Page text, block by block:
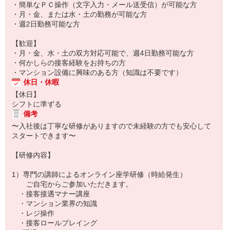
・簡単なＰＣ操作（文字入力・メール送受信）が可能な方
・月・金、または水・土の勤務が可能な方
・週2日勤務可能な方
【歓迎】
・月・金、水・土の双方対応可能で、週4日勤務可能な方
・何かしらの接客経験をお持ちの方
・マンション設備に興味のある方（知識は不要です）
休日・休暇
【休日】
シフトに準ずる
備考
〜入社後は丁寧な研修がありますので未経験の方でも安心して
スタートできます〜
【研修内容】
1）専門の講師によるオンライン座学研修（時給発生）
ご自宅からご参加いただきます。
・接客接遇マナー講座
・マンション業界の知識
・レジ操作
・接客ロールプレイング